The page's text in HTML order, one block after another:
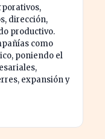
dirección,
productivo.
como
poniendo el
expansión y